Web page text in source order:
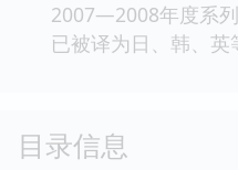
2007—2008年度系
已被译为日、韩、英
目录信息